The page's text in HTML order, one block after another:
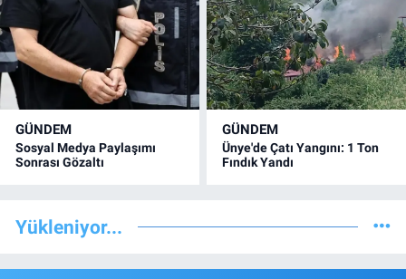
GÜNDEM
Sosyal Medya Paylaşımı
Sonrası Gözaltı
GÜNDEM
Ünye'de Çatı Yangını: 1 Ton
Fındık Yandı
Yükleniyor...